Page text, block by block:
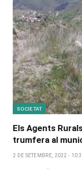
SOCIETAT
Els Agents
trumfera al
2 DE SETEMBRE, 2022 -